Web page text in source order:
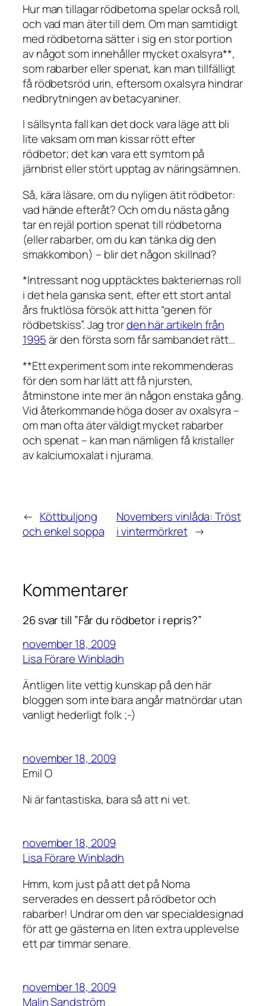
Hur man tillagar rödbetorna spelar också roll,
och vad man äter till dem. Om man samtidigt
med rödbetorna sätter i sig en stor portion
av något som innehåller mycket oxalsyra**,
som rabarber eller spenat, kan man tillfälligt
få rödbetsröd urin, eftersom oxalsyra hindrar
nedbrytningen av betacyaniner.
I sällsynta fall kan det dock vara läge att bli
lite vaksam om man kissar rött efter
rödbetor; det kan vara ett symtom på
järnbrist eller stört upptag av näringsämnen.
Så, kära läsare, om du nyligen ätit rödbetor:
vad hände efteråt? Och om du nästa gång
tar en rejäl portion spenat till rödbetorna
(eller rabarber, om du kan tänka dig den
smakkombon) – blir det någon skillnad?
*Intressant nog upptäcktes bakteriernas roll
i det hela ganska sent, efter ett stort antal
års fruktlösa försök att hitta “genen för
rödbetskiss”. Jag trorden här artikeln från
1995är den första som får sambandet rätt…
**Ett experiment som inte rekommenderas
för den som har lätt att få njursten,
åtminstone inte mer än någon enstaka gång.
Vid återkommande höga doser av oxalsyra –
om man ofta äter väldigt mycket rabarber
och spenat – kan man nämligen få kristaller
av kalciumoxalat i njurarna.
← Köttbuljong
och enkel soppa
Novembers vinlåda: Tröst
i vintermörkret →
Kommentarer
26 svar till ”Får du rödbetor i repris?”
november 18, 2009
Lisa Förare Winbladh
Äntligen lite vettig kunskap på den här
bloggen som inte bara angår matnördar utan
vanligt hederligt folk ;-)
november 18, 2009
Emil O
Ni är fantastiska, bara så att ni vet.
november 18, 2009
Lisa Förare Winbladh
Hmm, kom just på att det på Noma
serverades en dessert på rödbetor och
rabarber! Undrar om den var specialdesignad
för att ge gästerna en liten extra upplevelse
ett par timmar senare.
november 18, 2009
Malin Sandström